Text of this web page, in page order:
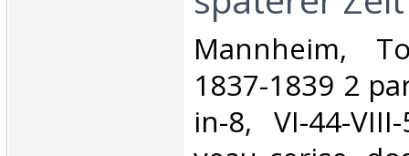
‎Mannheim,
1837-1839 2
in-8, VI-44-